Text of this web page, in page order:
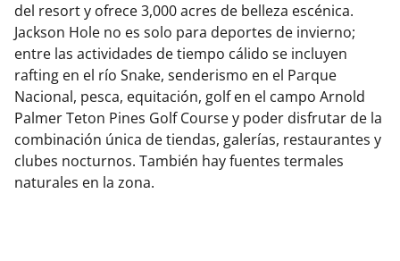
del resort y ofrece 3,000 acres de belleza escénica.
Jackson Hole no es solo para deportes de invierno;
entre las actividades de tiempo cálido se incluyen
rafting en el río Snake, senderismo en el Parque
Nacional, pesca, equitación, golf en el campo Arnold
Palmer Teton Pines Golf Course y poder disfrutar de la
combinación única de tiendas, galerías, restaurantes y
clubes nocturnos. También hay fuentes termales
naturales en la zona.